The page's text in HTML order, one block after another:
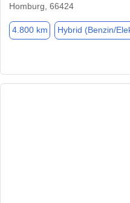
Homburg, 66424
4.800 km Hybrid (Benzin/